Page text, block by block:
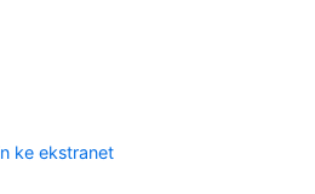
ke ekstranet